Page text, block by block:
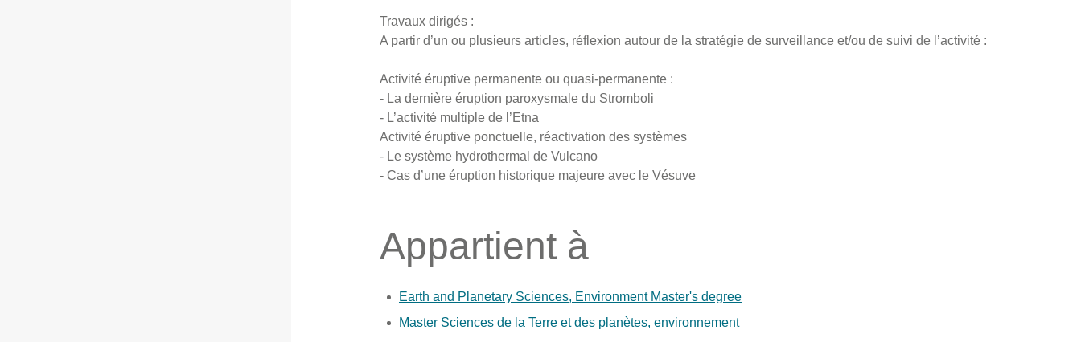
Travaux dirigés :
A partir d’un ou plusieurs articles, réflexion autour de la stratégie de surveillance et/ou de suivi de l’activité :
Activité éruptive permanente ou quasi-permanente :
- La dernière éruption paroxysmale du Stromboli
- L’activité multiple de l’Etna
Activité éruptive ponctuelle, réactivation des systèmes
- Le système hydrothermal de Vulcano
- Cas d’une éruption historique majeure avec le Vésuve
Appartient à
Earth and Planetary Sciences, Environment Master's degree
Master Sciences de la Terre et des planètes, environnement